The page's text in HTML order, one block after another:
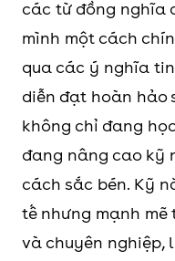
các từ đồng nghĩa
mình một cách
qua các ý nghĩa
diễn đạt hoàn hảo
không chỉ đang
đang nâng cao kỹ
cách sắc bén. Kỹ
tế nhưng mạnh
và chuyên nghiệp,